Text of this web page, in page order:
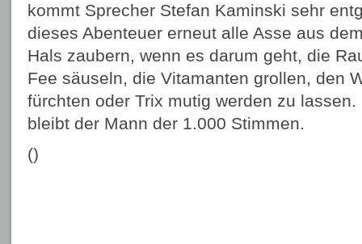
kommt Sprecher Stefan Kaminski sehr
dieses Abenteuer erneut alle Asse aus
Hals zaubern, wenn es darum geht, die
Fee säuseln, die Vitamanten grollen, den
fürchten oder Trix mutig werden zu
bleibt der Mann der 1.000 Stimmen.
()